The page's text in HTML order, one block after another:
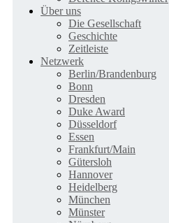
Über uns
Die Gesellschaft
Geschichte
Zeitleiste
Netzwerk
Berlin/Brandenburg
Bonn
Dresden
Duke Award
Düsseldorf
Essen
Frankfurt/Main
Gütersloh
Hannover
Heidelberg
München
Münster